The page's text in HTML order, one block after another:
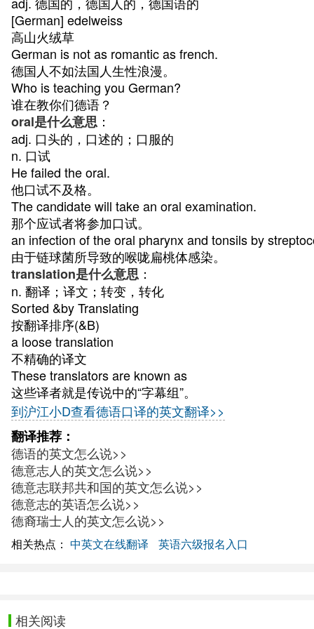
[German] edelweiss
高山火绒草
German is not as romantic as french.
德国人不如法国人生性浪漫。
Who is teaching you German?
谁在教你们德语？
oral是什么意思 ：
adj. 口头的，口述的；口服的
n. 口试
He failed the oral.
他口试不及格。
The candidate will take an oral examination.
那个应试者将参加口试。
an infection of the oral pharynx and tonsils by
由于链球菌所导致的喉咙扁桃体感染。
translation是什么意思 ：
n. 翻译；译文；转变，转化
Sorted &by Translating
按翻译排序(&B)
a loose translation
不精确的译文
These translators are known as
这些译者就是传说中的“字幕组”。
到沪江小D查看德语口译的英文翻译>>
翻译推荐：
德语的英文怎么说>>
德意志人的英文怎么说>>
德意志联邦共和国的英文怎么说>>
德意志的英语怎么说>>
德裔瑞士人的英文怎么说>>
相关热点： 中英文在线翻译 英语六级报名入口
相关阅读